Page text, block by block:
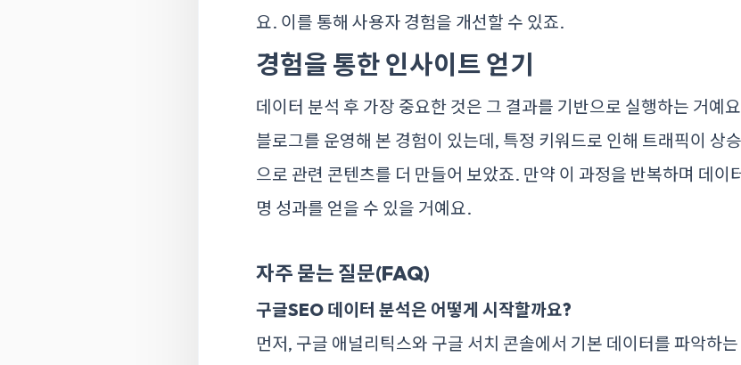
요. 이를 통해 사용자 경험을 개선할 수 있죠.
경험을 통한 인사이트 얻기
데이터 분석 후 가장 중요한 것은 그 결과를 기반으로 실행하는 거예
블로그를 운영해 본 경험이 있는데, 특정 키워드로 인해 트래픽이 상
으로 관련 콘텐츠를 더 만들어 보았죠. 만약 이 과정을 반복하며 데이
명 성과를 얻을 수 있을 거예요.
자주 묻는 질문(FAQ)
구글SEO 데이터 분석은 어떻게 시작할까요?
먼저, 구글 애널리틱스와 구글 서치 콘솔에서 기본 데이터를 파악하